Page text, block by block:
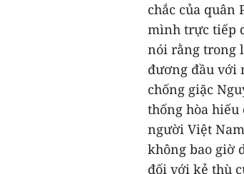
chắc của quân
mình trực tiếp
nói rằng trong
đương đầu với
chống giặc
thống hòa
người Việt
không bao giờ
đối với kẻ thù